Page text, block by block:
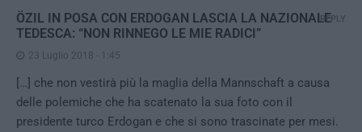
ÖZIL IN POSA CON ERDOGAN LASCIA LA NAZIONALE
TEDESCA: “NON RINNEGO LE MIE RADICI”
23 Luglio 2018 - 1:45
[…] che non vestirà più la maglia della Mannschaft a causa
delle polemiche che ha scatenato la sua foto con il
presidente turco Erdogan e che si sono trascinate per mesi.
REPLY